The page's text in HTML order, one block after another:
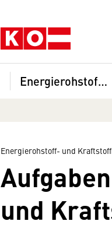
Energierohstoff- und Kraftstoffindustrie, Fachverband
Energierohstoff- und
und